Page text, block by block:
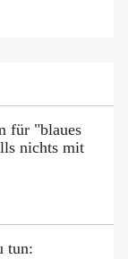
für "blaues
nichts mit
tun: